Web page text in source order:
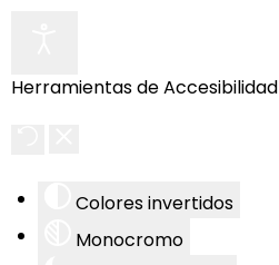
Herramientas de Accesibilidad
Colores invertidos
Monocromo